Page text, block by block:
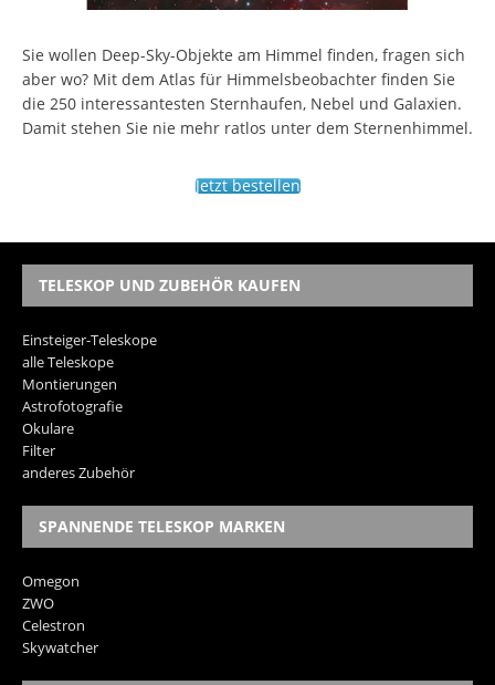
Sie wollen Deep-Sky-Objekte am Himmel finden, fragen sich
aber wo? Mit dem Atlas für Himmelsbeobachter finden Sie
die 250 interessantesten Sternhaufen, Nebel und Galaxien.
Damit stehen Sie nie mehr ratlos unter dem Sternenhimmel.
Jetzt bestellen
TELESKOP UND ZUBEHÖR KAUFEN
Einsteiger-Teleskope
alle Teleskope
Montierungen
Astrofotografie
Okulare
Filter
anderes Zubehör
SPANNENDE TELESKOP MARKEN
Omegon
ZWO
Celestron
Skywatcher